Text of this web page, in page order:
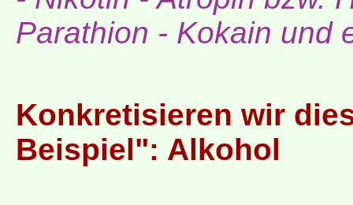
Parathion - Kokain und
Konkretisieren wir
Beispiel": Alkohol